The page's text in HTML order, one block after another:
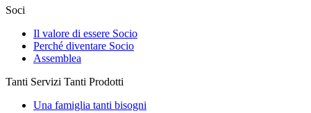
Soci
Il valore di essere Socio
Perché diventare Socio
Assemblea
Tanti Servizi Tanti Prodotti
Una famiglia tanti bisogni